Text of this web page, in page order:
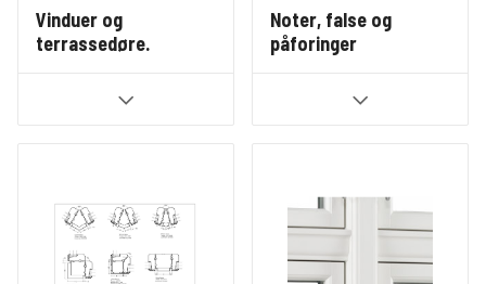
Vinduer og
terrassedøre.
Noter, false og
påforinger